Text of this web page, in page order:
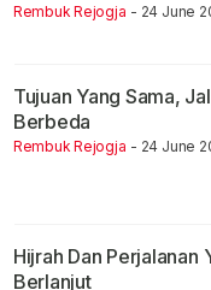
Rembuk Rejogja - 24 June
Tujuan Yang Sama,
Berbeda
Rembuk Rejogja - 24 June
Hijrah Dan Perjalanan
Berlanjut